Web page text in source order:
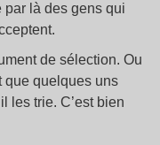
par là des gens qui
de sélection. Ou
que quelques uns
les trie. C’est bien